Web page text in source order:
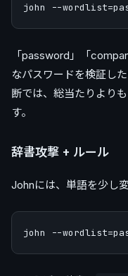
「password」「
なパスワードを検証し
断では、総当たりより
す。
辞書攻撃 + ルール
Johnには、単語を少し